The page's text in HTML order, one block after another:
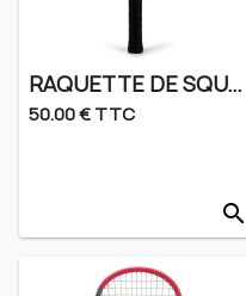
RAQUETTE DE SQUASH KARAKAL PRO HYBRID
50.00 € TTC
search